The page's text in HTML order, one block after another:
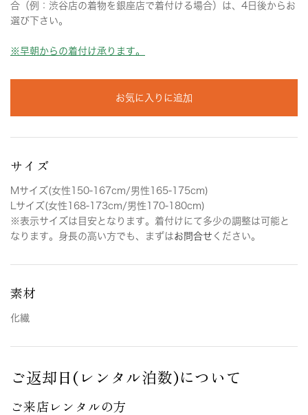
合（例：渋谷店の着物を銀座店で着付ける場合）は、4日後からお
選び下さい。
※早朝からの着付け承ります。
お気に入りに追加
サイズ
Mサイズ(女性150-167cm/男性165-175cm)
Lサイズ(女性168-173cm/男性170-180cm)
※表示サイズは目安となります。着付けにて多少の調整は可能と
なります。身長の高い方でも、まずはお問合せ ください。
素材
化繊
ご返却日(レンタル泊数)について
ご来店レンタルの方